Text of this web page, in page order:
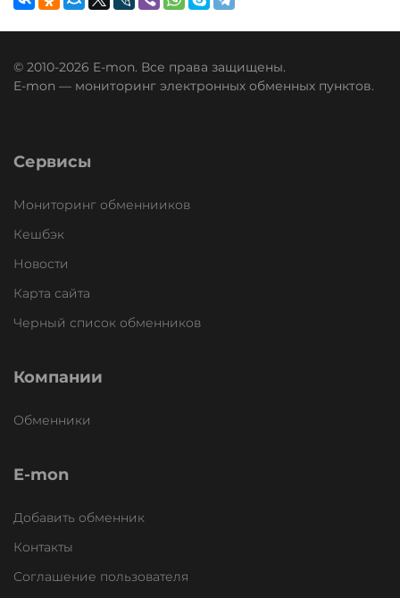
© 2010-2026 E-mon. Все права защищены.
E-mon — мониторинг электронных обменных пунктов.
Сервисы
Мониторинг обменнииков
Кешбэк
Новости
Карта сайта
Черный список обменников
Компании
Обменники
E-mon
Добавить обменник
Контакты
Соглашение пользователя